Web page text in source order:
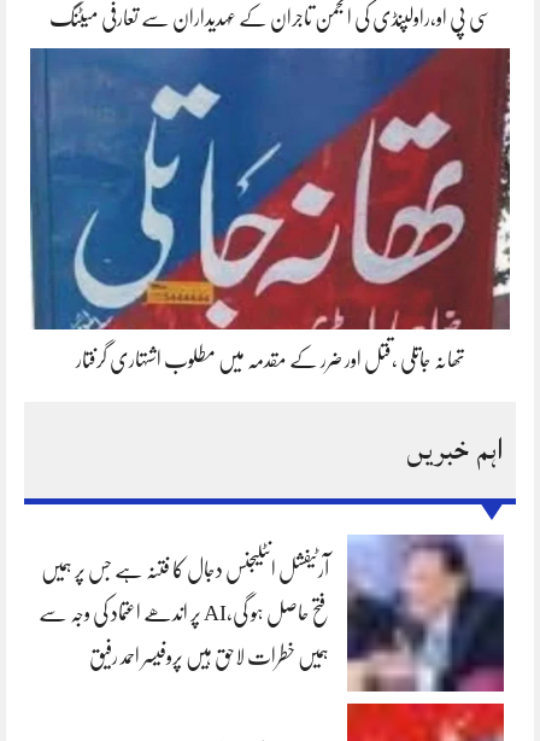
سی پی او،راولپنڈی کی انجمن تاجران کے عہدیداران سے تعارفی میٹنگ
تھانہ جاتلی ،قتل اور ضرر کے مقدمہ میں مطلوب اشتہاری گرفتار
اہم خبریں
آرٹیفشل انٹلیجنس دجال کا فتنہ ہے جس پر ہمیں
فتح حاصل ہو گی،AI پر اندھے اعتماد کی وجہ سے
ہمیں خطرات لاحق ہیں پروفیسر احمد رفیق